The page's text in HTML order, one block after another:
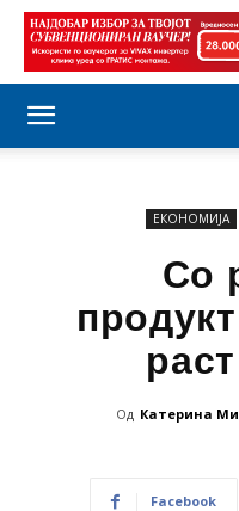
ЕКОНОМИЈА
Со
Од Катерина
Facebook